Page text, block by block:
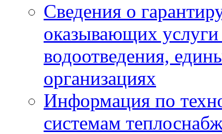
Сведения о
оказывающих
водоотведения,
организациях
Информация по
системам